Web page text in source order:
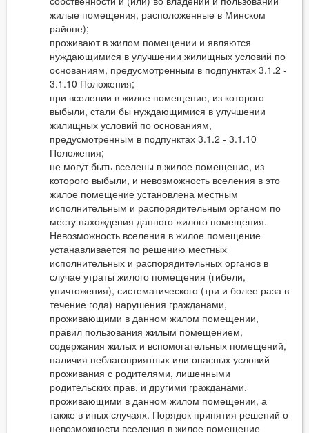
жилые помещения, расположенные в Минском
районе);
проживают в жилом помещении и являются
нуждающимися в улучшении жилищных условий по
основаниям, предусмотренным в подпунктах 3.1.2 -
3.1.10 Положения;
при вселении в жилое помещение, из которого
выбыли, стали бы нуждающимися в улучшении
жилищных условий по основаниям,
предусмотренным в подпунктах 3.1.2 - 3.1.10
Положения;
не могут быть вселены в жилое помещение, из
которого выбыли, и невозможность вселения в это
жилое помещение установлена местным
исполнительным и распорядительным органом по
месту нахождения данного жилого помещения.
Невозможность вселения в жилое помещение
устанавливается по решению местных
исполнительных и распорядительных органов в
случае утраты жилого помещения (гибели,
уничтожения), систематического (три и более раза в
течение года) нарушения гражданами,
проживающими в данном жилом помещении,
правил пользования жилым помещением,
содержания жилых и вспомогательных помещений,
наличия неблагоприятных или опасных условий
проживания с родителями, лишенными
родительских прав, и другими гражданами,
проживающими в данном жилом помещении, а
также в иных случаях. Порядок принятия решений о
невозможности вселения в жилое помещение